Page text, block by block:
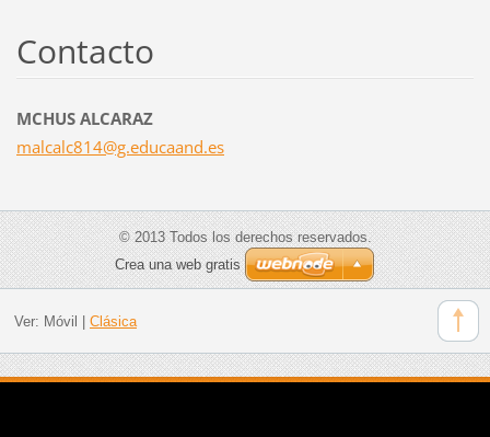
Contacto
MCHUS ALCARAZ
malcalc814@g.educaand.es
© 2013 Todos los derechos reservados.
Crea una web gratis
Ver: Móvil Clásica